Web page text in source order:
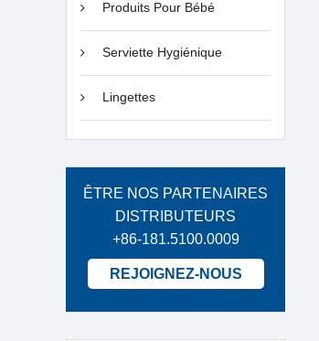
Produits Pour Bébé
Serviette Hygiénique
Lingettes
ÊTRE NOS PARTENAIRES
DISTRIBUTEURS
+86-181.5100.0009
REJOIGNEZ-NOUS